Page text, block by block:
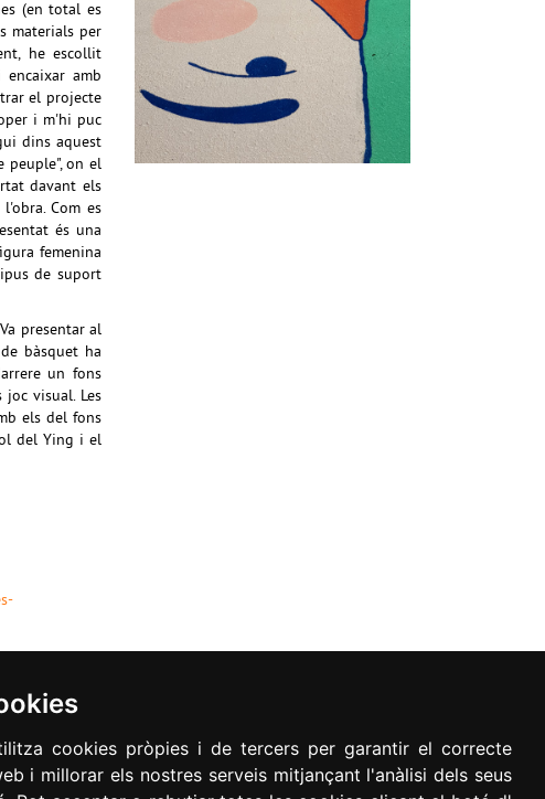
cookies pròpies i de tercers per garantir el correcte
i millorar els nostres serveis mitjançant l'anàlisi dels seus
(en total es
materials per
he escollit
amb
el projecte
i m'hi puc
dins aquest
peuple", on el
davant els
Com es
és una
femenina
de suport
presentar al
bàsquet ha
un fons
visual. Les
els del fons
del Ying i el